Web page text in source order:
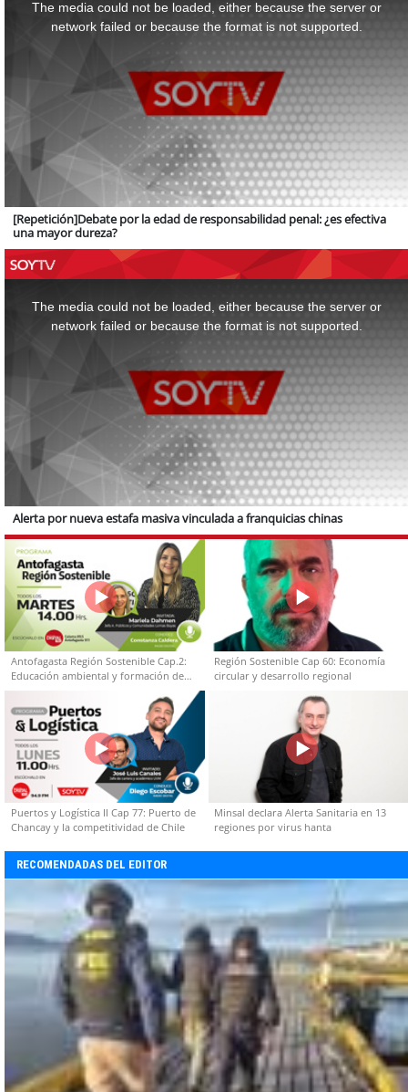
The media could not be loaded, either because the server or
network failed or because the format is not supported.
[Repetición]Debate por la edad de responsabilidad penal: ¿es efectiva
una mayor dureza?
The media could not be loaded, either because the server or
network failed or because the format is not supported.
Alerta por nueva estafa masiva vinculada a franquicias chinas
Antofagasta Región Sostenible Cap.2:
Educación ambiental y formación de
capacidades técnicas
Región Sostenible Cap 60: Economía
circular y desarrollo regional
Puertos y Logística II Cap 77: Puerto de
Chancay y la competitividad de Chile
Minsal declara Alerta Sanitaria en 13
regiones por virus hanta
RECOMENDADAS DEL EDITOR